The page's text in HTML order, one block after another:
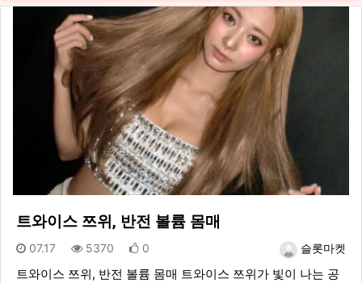
트와이스 쯔위, 반전 볼륨 몸매
등록자슬롯마켓
등록일
07.17 조회
5370 추천
0
트와이스 쯔위, 반전 볼륨 몸매 트와이스 쯔위가 빛이 나는 공